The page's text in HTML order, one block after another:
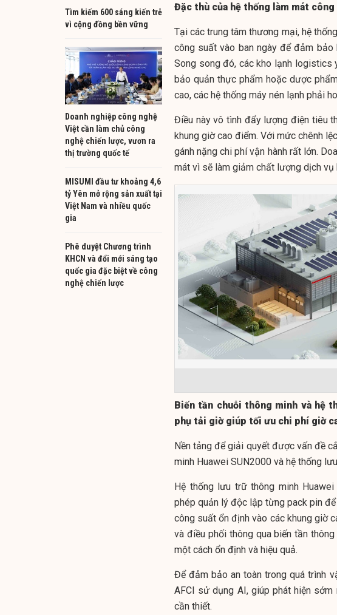
Tìm kiếm 600 sáng kiến trẻ
vì cộng đồng bền vững
Doanh nghiệp công nghệ
Việt cần làm chủ công
nghệ chiến lược, vươn ra
thị trường quốc tế
MISUMI đầu tư khoảng 4,6
tỷ Yên mở rộng sản xuất tại
Việt Nam và nhiều quốc
gia
Phê duyệt Chương trình
KHCN và đổi mới sáng tạo
quốc gia đặc biệt về công
nghệ chiến lược
Đặc thù của hệ thống làm mát
Tại các trung tâm thương mại, hệ
công suất vào ban ngày để đảm
Song song đó, các kho lạnh
bảo quản thực phẩm hoặc dược
cao, các hệ thống máy nén lạnh phải
Điều này vô tình đẩy lượng điện tiêu
khung giờ cao điểm. Với mức chênh
gánh nặng chi phí vận hành rất lớn.
mát vì sẽ làm giảm chất lượng dịch
Biến tần chuỗi thông minh và hệ
phụ tải giờ giúp tối ưu chi phí giờ
Nền tảng để giải quyết được vấn đề
minh Huawei SUN2000 và hệ thống
Hệ thống lưu trữ thông minh
phép quản lý độc lập từng pack pin
công suất ổn định vào các khung giờ
và điều phối thông qua biến tần
một cách ổn định và hiệu quả.
Để đảm bảo an toàn trong quá trình
AFCI sử dụng AI, giúp phát hiện
cần thiết.